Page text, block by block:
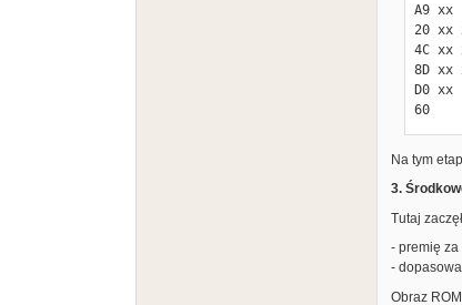
A9 xx
20 xx
4C xx
8D xx
D0 xx
60
Na tym
3.
Tutaj
- premię za
-
Obraz